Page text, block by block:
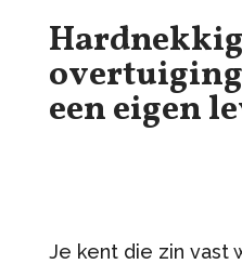
een eigen
Je kent die zin vast